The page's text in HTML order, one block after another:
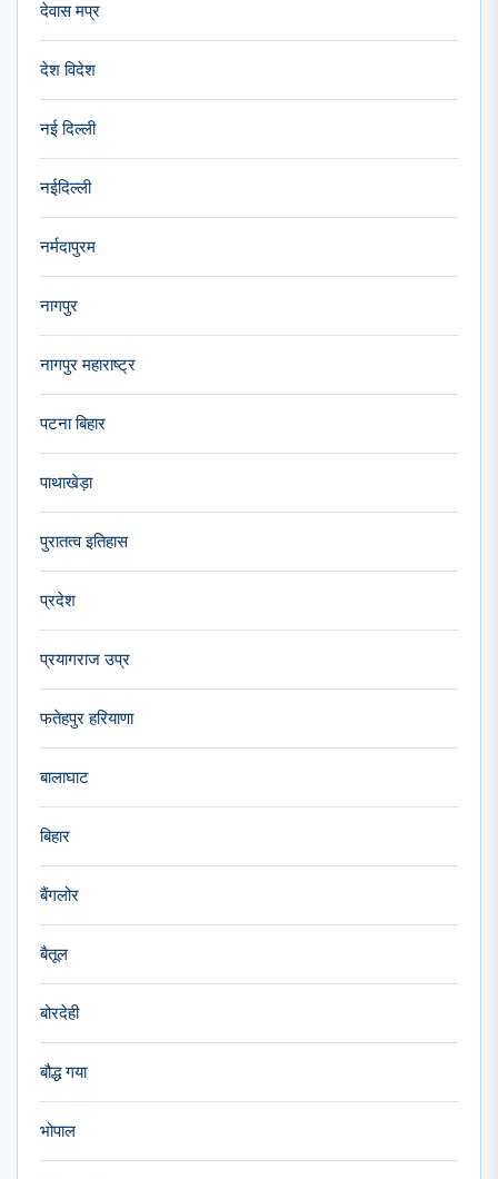
देवास मप्र
देश विदेश
नई दिल्ली
नईदिल्ली
नर्मदापुरम
नागपुर
नागपुर महाराष्ट्र
पटना बिहार
पाथाखेड़ा
पुरातत्व इतिहास
प्रदेश
प्रयागराज उप्र
फतेहपुर हरियाणा
बालाघाट
बिहार
बैंगलोर
बैतूल
बोरदेही
बौद्ध गया
भोपाल